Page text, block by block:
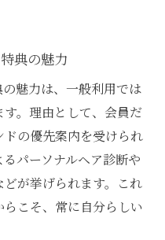
典の魅力
魅力は、一般利用では
。理由として、会員だ
の優先案内を受けられ
パーソナルヘア診断や
が挙げられます。これ
こそ、常に自分らしい